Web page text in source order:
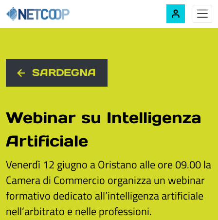
Navigazione principale
SARDEGNA
Webinar su Intelligenza
Artificiale
Venerdì 12 giugno a Oristano alle ore 09.00 la
Camera di Commercio organizza un webinar
formativo dedicato all’intelligenza artificiale
nell’arbitrato e nelle professioni.